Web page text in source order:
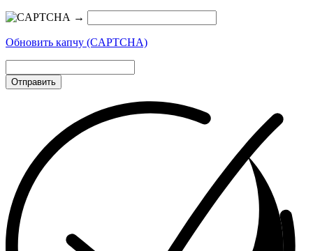
→
Обновить капчу (CAPTCHA)
Отправить